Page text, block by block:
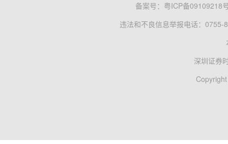
备案号： 粤ICP备09109218
违法和不良信息举报电话：0755-
深圳证券